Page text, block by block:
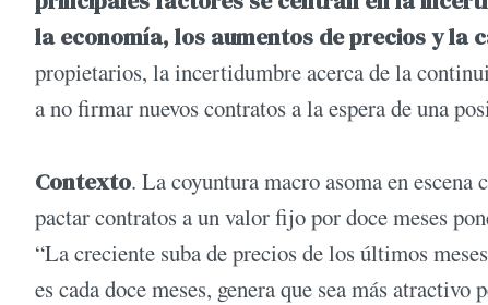
la economía, los aumentos de precios y la
propietarios, la incertidumbre acerca de la
a no firmar nuevos contratos a la espera de una
Contexto. La coyuntura macro asoma en
pactar contratos a un valor fijo por doce meses
“La creciente suba de precios de los últimos
es cada doce meses, genera que sea más